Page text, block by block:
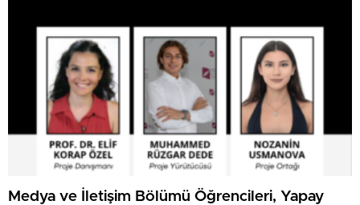
Medya ve İletişim Bölümü Öğrencileri, Yapay